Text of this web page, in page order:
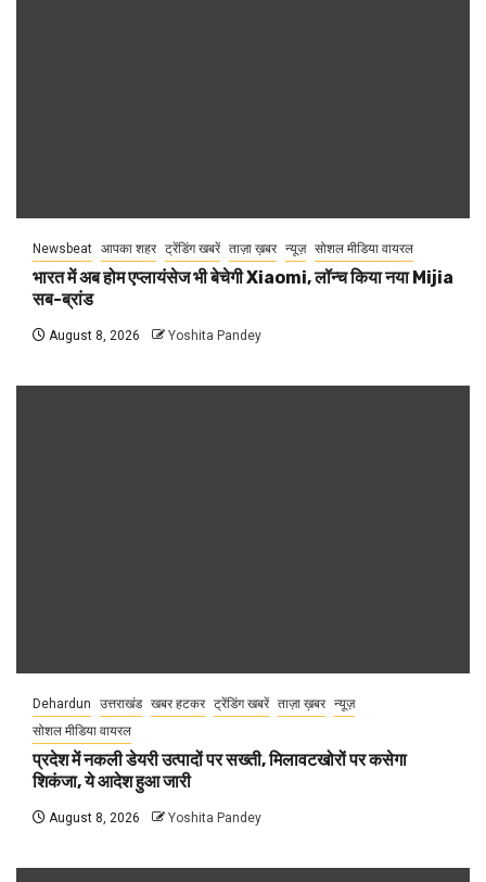
Newsbeat आपका शहर ट्रेंडिंग खबरें ताज़ा ख़बर न्यूज़ सोशल मीडिया वायरल
भारत में अब होम एप्लायंसेज भी बेचेगी Xiaomi, लॉन्च किया नया Mijia
सब-ब्रांड
August 8, 2026 Yoshita Pandey
Dehardun उत्तराखंड खबर हटकर ट्रेंडिंग खबरें ताज़ा ख़बर न्यूज़
सोशल मीडिया वायरल
प्रदेश में नकली डेयरी उत्पादों पर सख्ती, मिलावटखोरों पर कसेगा
शिकंजा, ये आदेश हुआ जारी
August 8, 2026 Yoshita Pandey